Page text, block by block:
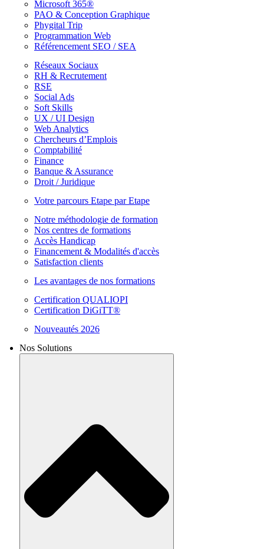
Microsoft 365®
PAO & Conception Graphique
Phygital Trip
Programmation Web
Référencement SEO / SEA
Réseaux Sociaux
RH & Recrutement
RSE
Social Ads
Soft Skills
UX / UI Design
Web Analytics
Chercheurs d’Emplois
Comptabilité
Finance
Banque & Assurance
Droit / Juridique
Votre parcours Etape par Etape
Notre méthodologie de formation
Nos centres de formations
Accès Handicap
Financement & Modalités d'accès
Satisfaction clients
Les avantages de nos formations
Certification QUALIOPI
Certification DiGiTT®
Nouveautés 2026
Nos Solutions